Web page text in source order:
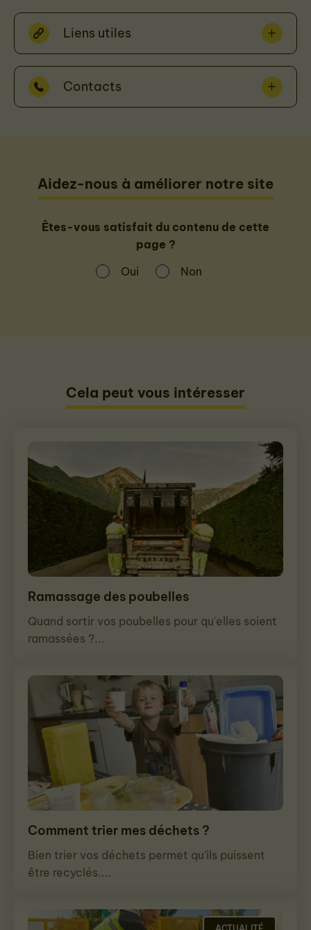
Liens utiles
Contacts
Aidez-nous à améliorer notre site
Êtes-vous satisfait du contenu de cette
page ?
Oui
Non
Cela peut vous intéresser
Ramassage des poubelles
Quand sortir vos poubelles pour qu'elles soient
ramassées ?...
Comment trier mes déchets ?
Bien trier vos déchets permet qu'ils puissent
être recyclés....